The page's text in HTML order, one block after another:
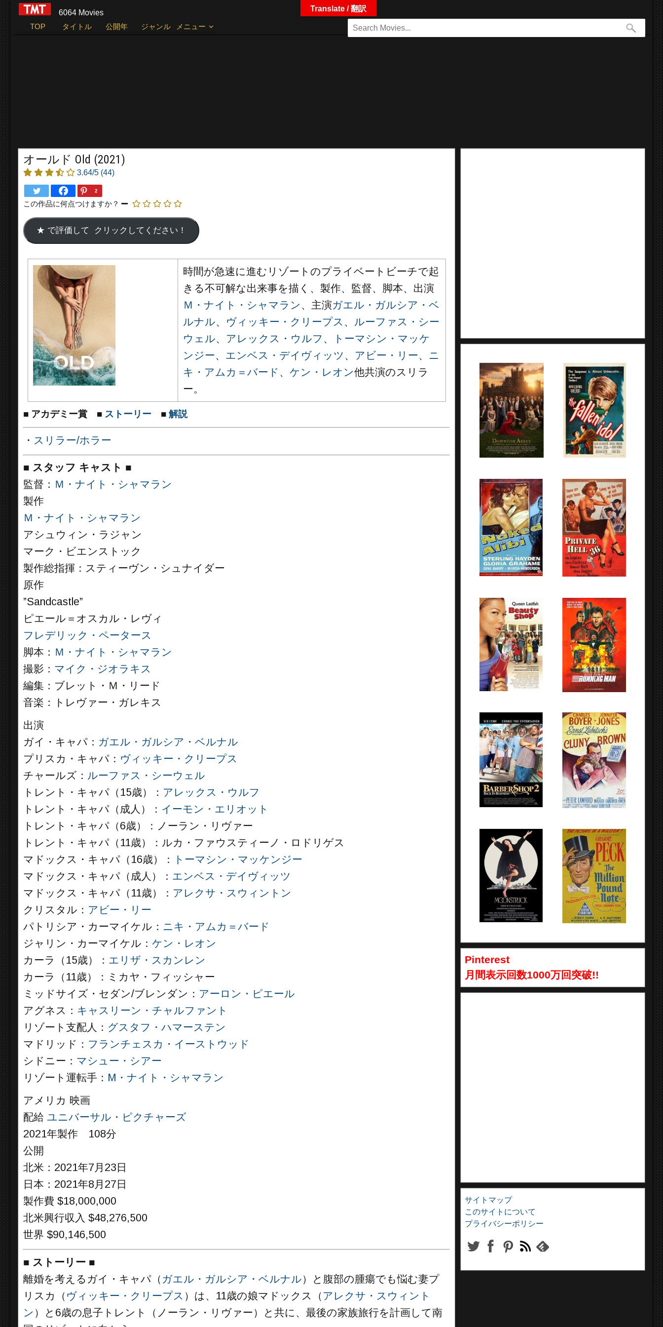
6064 Movies
TOP
タイトル 公開年 ジャンル メニュー
オールド Old (2021)
3.64/5 (44)
2
この作品に何点つけますか？
時間が急速に進むリゾートのプライベートビーチで起
きる不可解な出来事を描く、製作、監督、脚本、出演
Ｍ・ナイト・シャマラン 、主演ガエル・ガルシア・ベ
ルナル、 ヴィッキー・クリープス 、 ルーファス・シー
ウェル、 アレックス・ウルフ 、
トーマシン・マッケ
ンジー、 エンベス・デイヴィッツ 、 アビー・リー、 ニ
キ・アムカ＝バード 、 ケン・レオン他共演のスリラ
ー。
■ アカデミー賞 ■ ストーリー ■ 解説
・ スリラー/ホラー
■ スタッフ キャスト ■
監督： Ｍ・ナイト・シャマラン
製作
Ｍ・ナイト・シャマラン
アシュウィン・ラジャン
マーク・ビエンストック
製作総指揮：スティーヴン・シュナイダー
原作
”Sandcastle”
ピエール＝オスカル・レヴィ
フレデリック・ペータース
脚本： Ｍ・ナイト・シャマラン
撮影： マイク・ジオラキス
編集：ブレット・Ｍ・リード
音楽：トレヴァー・ガレキス
出演
ガイ・キャパ： ガエル・ガルシア・ベルナル
プリスカ・キャパ： ヴィッキー・クリープス
チャールズ： ルーファス・シーウェル
トレント・キャパ（15歳）： アレックス・ウルフ
トレント・キャパ（成人）： イーモン・エリオット
トレント・キャパ（6歳）：ノーラン・リヴァー
トレント・キャパ（11歳）：ルカ・ファウスティーノ・ロドリゲス
マドックス・キャパ（16歳）：
トーマシン・マッケンジー
マドックス・キャパ（成人）： エンベス・デイヴィッツ
マドックス・キャパ（11歳）： アレクサ・スウィントン
クリスタル： アビー・リー
パトリシア・カーマイケル： ニキ・アムカ＝バード
ジャリン・カーマイケル： ケン・レオン
カーラ（15歳）： エリザ・スカンレン
カーラ（11歳）：ミカヤ・フィッシャー
ミッドサイズ・セダン/ブレンダン： アーロン・ピエール
アグネス： キャスリーン・チャルファント
リゾート支配人： グスタフ・ハマーステン
マドリッド： フランチェスカ・イーストウッド
シドニー： マシュー・シアー
リゾート運転手： M・ナイト・シャマラン
アメリカ 映画
配給 ユニバーサル・ピクチャーズ
2021年製作 108分
公開
北米：2021年7月23日
日本：2021年8月27日
製作費 $18,000,000
北米興行収入 $48,276,500
世界 $90,146,500
■ ストーリー ■
離婚を考えるガイ・キャパ（ ガエル・ガルシア・ベルナル）と腹部の腫瘍でも悩む妻プ
リスカ（ ヴィッキー・クリープス ）は、11歳の娘マドックス（ アレクサ・スウィント
ン ）と6歳の息子トレント（ノーラン・リヴァー）と共に、最後の家族旅行を計画して南
Pinterest
月間表示回数1000万回突破!!
サイトマップ
このサイトについて
プライバシーポリシー
Translate / 翻訳